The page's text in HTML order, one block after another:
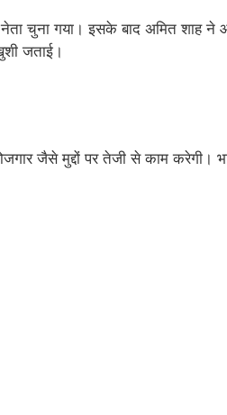
चुना गया। इसके बाद अमित शाह
जताई।
जैसे मुद्दों पर तेजी से काम करेगी।